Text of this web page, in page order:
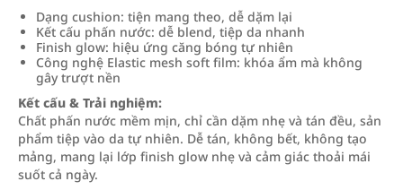
Dạng cushion: tiện mang theo, dễ dặm lại
Kết cấu phấn nước: dễ blend, tiệp da nhanh
Finish glow: hiệu ứng căng bóng tự nhiên
Công nghệ Elastic mesh soft film: khóa ẩm mà không
gây trượt nền
Kết cấu & Trải nghiệm:
Chất phấn nước mềm mịn, chỉ cần dặm nhẹ và tán đều, sản
phẩm tiệp vào da tự nhiên. Dễ tán, không bết, không tạo
mảng, mang lại lớp finish glow nhẹ và cảm giác thoải mái
suốt cả ngày.